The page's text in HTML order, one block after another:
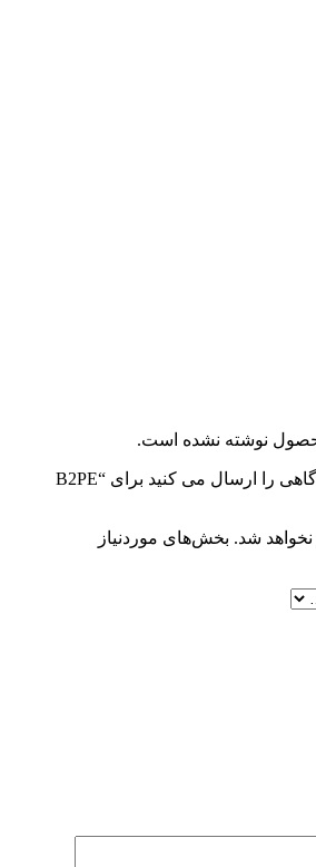
نوشته نشده است.
اولین نفری باشید که دیدگاهی را ارسال می کنید برای “B2PE
شد. بخش‌های موردنیاز